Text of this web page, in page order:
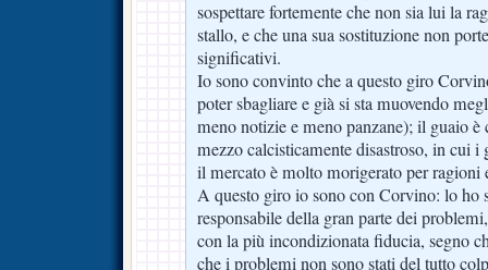
sospettare fortemente che non sia lui la
stallo, e che una sua sostituzione non
significativi.
Io sono convinto che a questo giro
poter sbagliare e già si sta muovendo
meno notizie e meno panzane); il guaio è
mezzo calcisticamente disastroso, in cui i
il mercato è molto morigerato per ragioni
A questo giro io sono con Corvino: lo ho
responsabile della gran parte dei
con la più incondizionata fiducia, segno
che i problemi non sono stati del tutto